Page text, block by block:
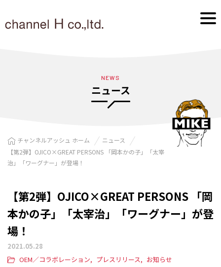
NEWS
ニュース
チャンネルアッシュ ホーム
ニュース
【第2弾】OJICO×GREAT PERSONS 「岡本かの子」「太宰
治」「ワーグナー」が登場！
【第2弾】OJICO×GREAT PERSONS 「岡
本かの子」「太宰治」「ワーグナー」が登
場！
2021.05.28
OEM／コラボレーション
プレスリリース お知らせ